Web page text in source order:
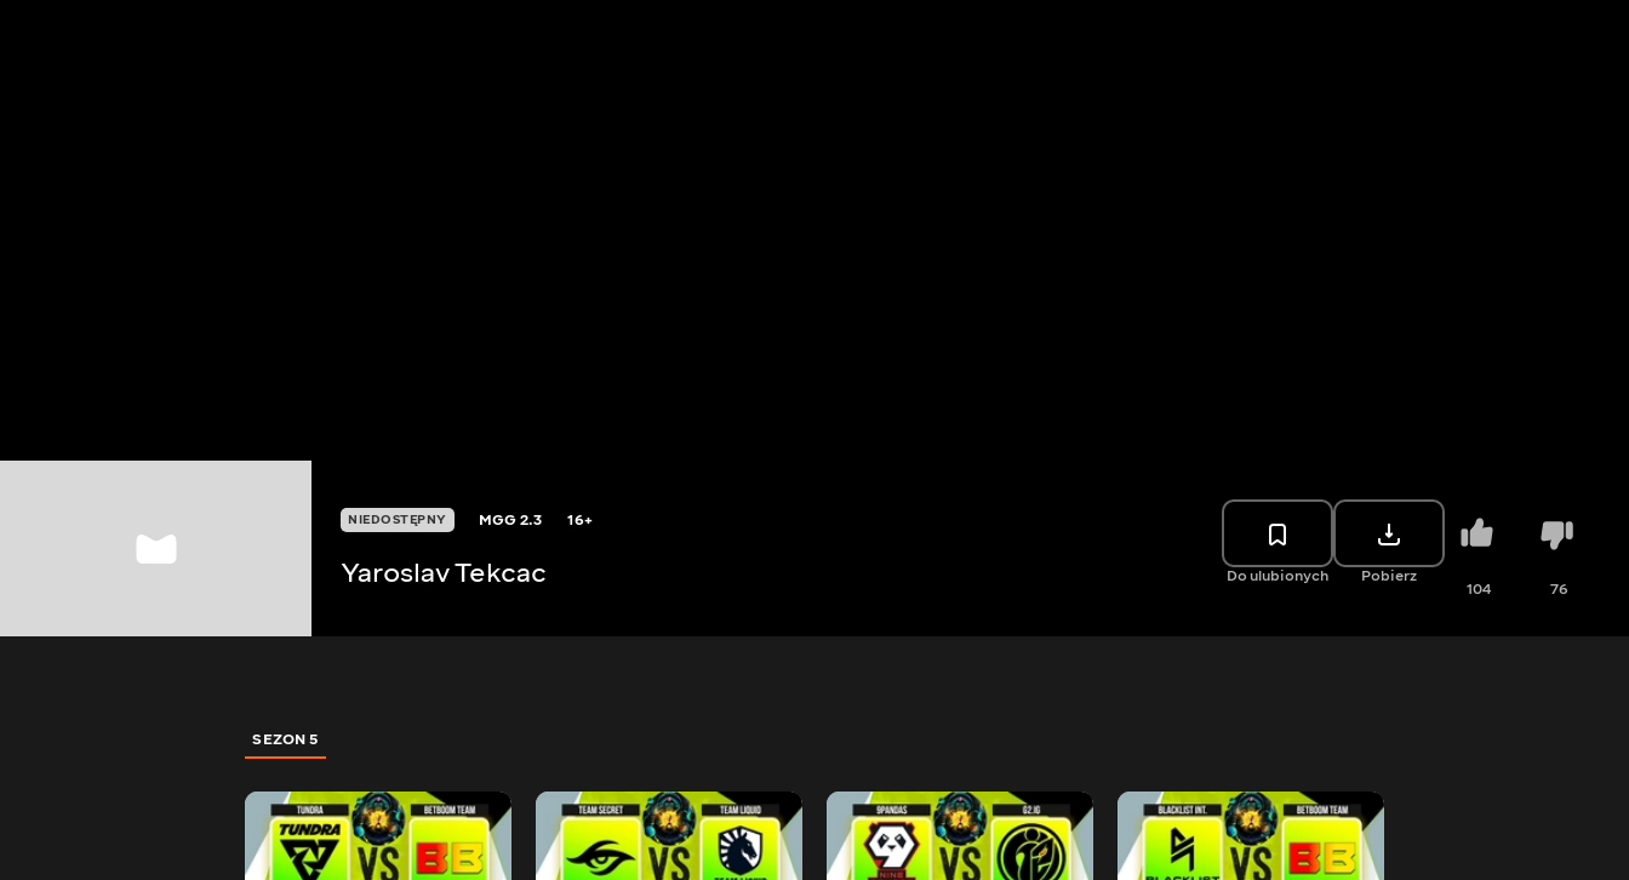
NIEDOSTĘPNY MGG2.3 16+
Yaroslav Tekcac Do ulubionych Pobierz
104 76
SEZON 5